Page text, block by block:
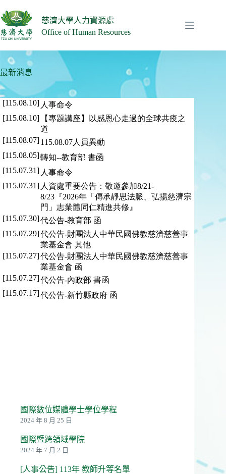
至
主
要
容
慈濟大學人力資源處
Office of Human Resources
最新消息
國際數位媒體學士學位學程
2024 年 8 月 25 日
國際暨跨領域學院
2024 年 7 月 2 日
[人事公告] 113年 教師升等名單